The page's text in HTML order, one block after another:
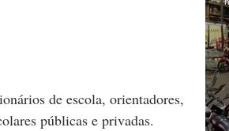
de escola, orientadores,
públicas e privadas.